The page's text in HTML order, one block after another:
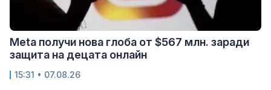
Meta получи нова глоба от $567 млн. заради
защита на децата онлайн
15:31 • 07.08.26